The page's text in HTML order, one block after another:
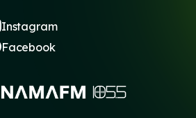
Instagram
Facebook